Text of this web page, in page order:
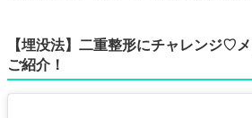
【埋没法】二重整形にチャレンジ♡
ご紹介！